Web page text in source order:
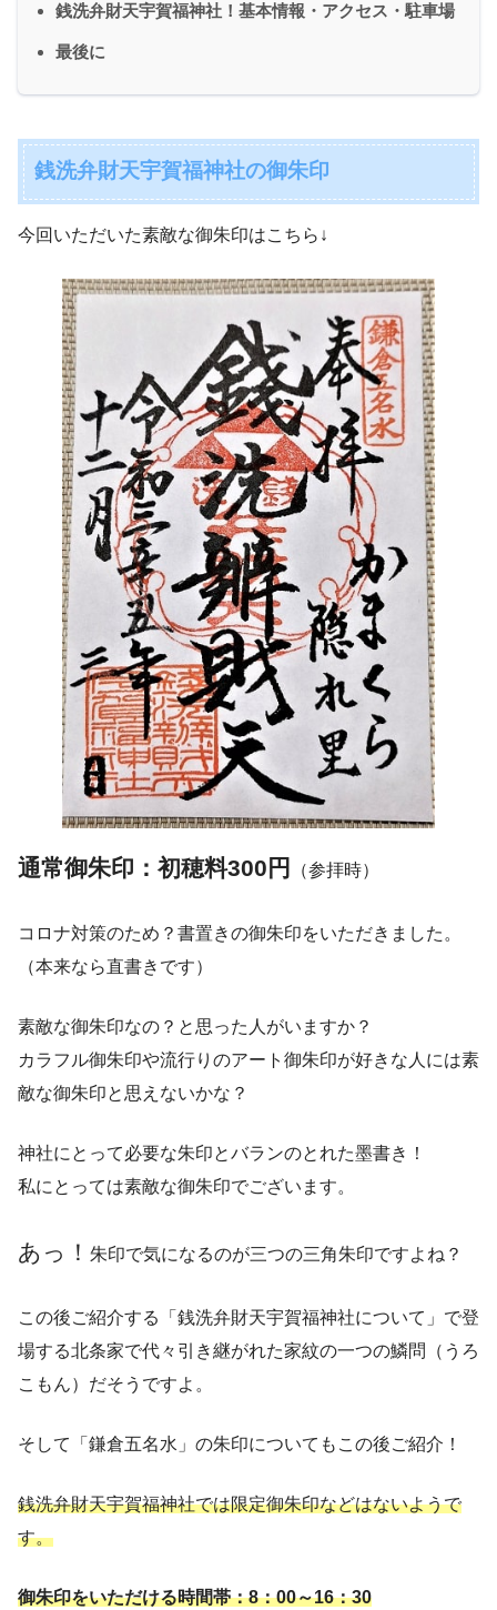
銭洗弁財天宇賀福神社！基本情報・アクセス・駐車場
最後に
銭洗弁財天宇賀福神社の御朱印
今回いただいた素敵な御朱印はこちら↓
通常御朱印：初穂料300円 （参拝時）
コロナ対策のため？書置きの御朱印をいただきました。
（本来なら直書きです）
素敵な御朱印なの？と思った人がいますか？
カラフル御朱印や流行りのアート御朱印が好きな人には素
敵な御朱印と思えないかな？
神社にとって必要な朱印とバランのとれた墨書き！
私にとっては素敵な御朱印でございます。
あっ！ 朱印で気になるのが三つの三角朱印ですよね？
この後ご紹介する「銭洗弁財天宇賀福神社について」で登
場する北条家で代々引き継がれた家紋の一つの鱗問（うろ
こもん）だそうですよ。
そして「鎌倉五名水」の朱印についてもこの後ご紹介！
銭洗弁財天宇賀福神社では限定御朱印などはないようで
す。
御朱印をいただける時間帯：8：00～16：30